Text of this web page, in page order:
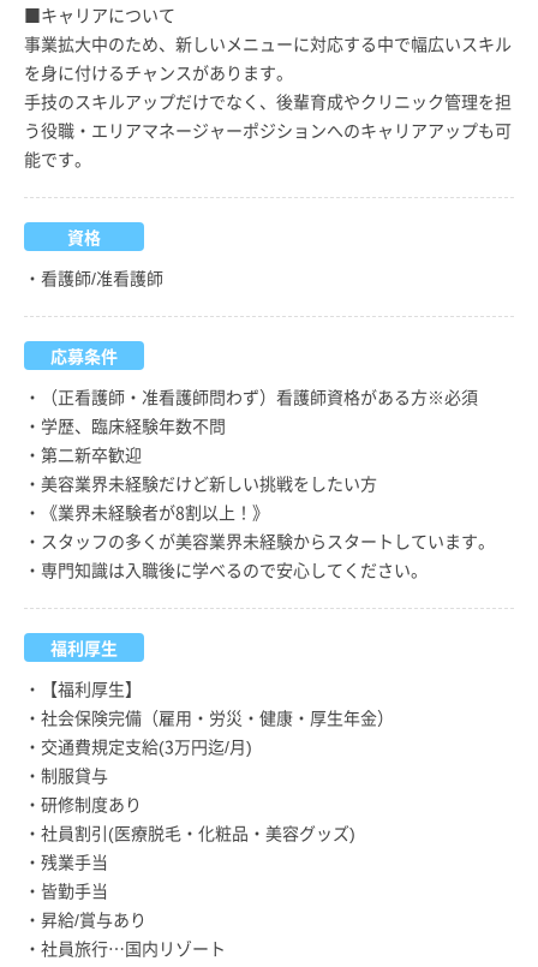
■キャリアについて
事業拡大中のため、新しいメニューに対応する中で幅広いスキル
を身に付けるチャンスがあります。
手技のスキルアップだけでなく、後輩育成やクリニック管理を担
う役職・エリアマネージャーポジションへのキャリアアップも可
能です。
資格
・看護師/准看護師
応募条件
・（正看護師・准看護師問わず）看護師資格がある方※必須
・学歴、臨床経験年数不問
・第二新卒歓迎
・美容業界未経験だけど新しい挑戦をしたい方
・《業界未経験者が8割以上！》
・スタッフの多くが美容業界未経験からスタートしています。
・専門知識は入職後に学べるので安心してください。
福利厚生
・【福利厚生】
・社会保険完備（雇用・労災・健康・厚生年金）
・交通費規定支給(3万円迄/月)
・制服貸与
・研修制度あり
・社員割引(医療脱毛・化粧品・美容グッズ)
・残業手当
・皆勤手当
・昇給/賞与あり
・社員旅行…国内リゾート